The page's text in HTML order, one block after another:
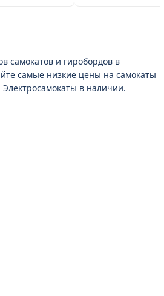
самокатов и гиробордов в
самые низкие цены на самокаты
в наличии.